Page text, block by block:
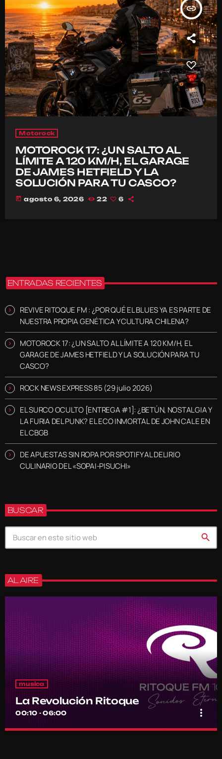
insert_link
Motorock
MOTOROCK 17: ¿UN SALTO AL
LÍMITE A 120 KM/H, EL GARAGE
DE JAMES HETFIELD Y LA
SOLUCIÓN PARA TU CASCO?
today agosto 6, 2026 22 6
ENTRADAS RECIENTES
REVIVE RITOQUE FM : ¿POR QUÉ EL BLUES YA ES PARTE DE
NUESTRA PROPIA GENÉTICA Y CULTURA CHILENA?
MOTOROCK 17: ¿UN SALTO AL LÍMITE A 120 KM/H, EL
GARAGE DE JAMES HETFIELD Y LA SOLUCIÓN PARA TU
CASCO?
ROCK NEWS EXPRESS 85 (29 julio 2026)
EL SURCO OCULTO [ENTREGA #1]: ¿BETÚN, NOSTALGIA Y
LA FURIA DEL PUNK? EL ECO INMORTAL DE JOHN CALE EN
EL CBGB
DE APUESTAS SIN ROPA POR SPOTIFY AL DELIRIO
CULINARIO DEL «SOPAI-PISUCHI»
BUSCAR
search
AL AIRE
musica
La Revolución Ritoque
00:10 - 06:00 more_vert